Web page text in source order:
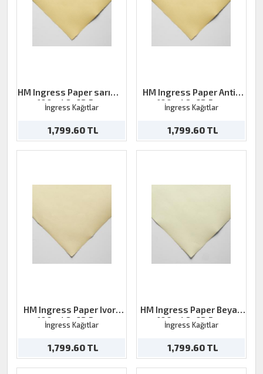
HM Ingress Paper sarımsı
100g 48x62,5cm
İngress Kağıtlar
1,799.60 TL
HM Ingress Paper Antik
100g 48x62,5cm
İngress Kağıtlar
1,799.60 TL
HM Ingress Paper Ivory
100g 48x62,5cm
İngress Kağıtlar
1,799.60 TL
HM Ingress Paper Beyaz
100g 48x62,5cm
İngress Kağıtlar
1,799.60 TL